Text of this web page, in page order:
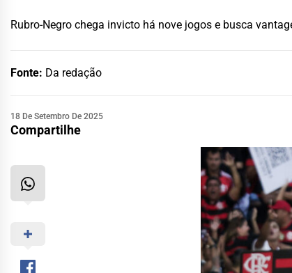
Rubro-Negro chega invicto há nove jogos e busca
Fonte: Da redação
18 De Setembro De 2025
Compartilhe